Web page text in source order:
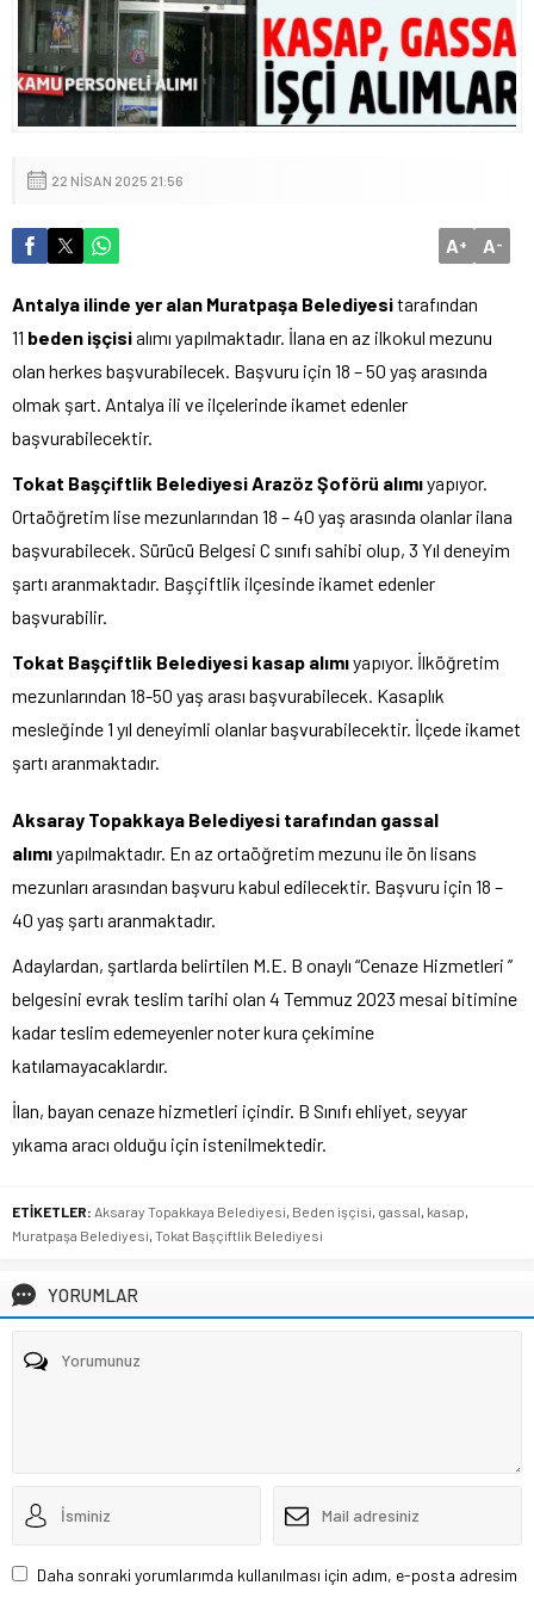
22 NISAN 2025 21:56
A+ A-
Antalya ilinde yer alan Muratpaşa Belediyesitarafından
11 beden işçisialımı yapılmaktadır. İlana en az ilkokul mezunu
olan herkes başvurabilecek. Başvuru için 18 – 50 yaş arasında
olmak şart. Antalya ili ve ilçelerinde ikamet edenler
başvurabilecektir.
Tokat Başçiftlik Belediyesi Arazöz Şoförü alımıyapıyor.
Ortaöğretim lise mezunlarından 18 – 40 yaş arasında olanlar ilana
başvurabilecek. Sürücü Belgesi C sınıfı sahibi olup, 3 Yıl deneyim
şartı aranmaktadır. Başçiftlik ilçesinde ikamet edenler
başvurabilir.
Tokat Başçiftlik Belediyesi kasap alımıyapıyor. İlköğretim
mezunlarından 18-50 yaş arası başvurabilecek. Kasaplık
mesleğinde 1 yıl deneyimli olanlar başvurabilecektir. İlçede ikamet
şartı aranmaktadır.
Aksaray Topakkaya Belediyesi tarafından gassal
alımıyapılmaktadır. En az ortaöğretim mezunu ile ön lisans
mezunları arasından başvuru kabul edilecektir. Başvuru için 18 –
40 yaş şartı aranmaktadır.
Adaylardan, şartlarda belirtilen M.E. B onaylı “Cenaze Hizmetleri ’’
belgesini evrak teslim tarihi olan 4 Temmuz 2023 mesai bitimine
kadar teslim edemeyenler noter kura çekimine
katılamayacaklardır.
İlan, bayan cenaze hizmetleri içindir. B Sınıfı ehliyet, seyyar
yıkama aracı olduğu için istenilmektedir.
ETİKETLER: Aksaray Topakkaya Belediyesi Beden işçisi gassal kasap
Muratpaşa Belediyesi Tokat Başçiftlik Belediyesi
YORUMLAR
Daha sonraki yorumlarımda kullanılması için adım, e-posta adresim